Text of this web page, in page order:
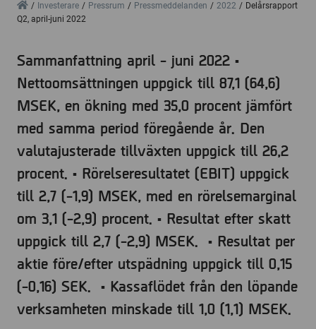
HomeInvesterare Pressrum Pressmeddelanden 2022
Delårsrapport
Q2, april-juni 2022
Sammanfattning april - juni 2022 •
Nettoomsättningen uppgick till 87,1 (64,6)
MSEK, en ökning med 35,0 procent jämfört
med samma period föregående år. Den
valutajusterade tillväxten uppgick till 26,2
procent. • Rörelseresultatet (EBIT) uppgick
till 2,7 (-1,9) MSEK, med en rörelsemarginal
om 3,1 (-2,9) procent. • Resultat efter skatt
uppgick till 2,7 (-2,9) MSEK. • Resultat per
aktie före/efter utspädning uppgick till 0,15
(-0,16) SEK. • Kassaflödet från den löpande
verksamheten minskade till 1,0 (1,1) MSEK.